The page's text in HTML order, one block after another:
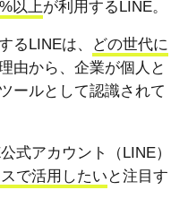
以上が利用するLINE。
るLINEは、
どの世代に
由から、企業が個人と
ールとして認識されて
式アカウント（LINE）
で活用したい と注目す